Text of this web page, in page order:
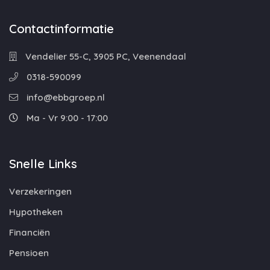
Contactinformatie
Vendelier 55-C, 3905 PC, Veenendaal
0318-590099
info@ebbgroep.nl
Ma - Vr 9:00 - 17:00
Snelle Links
Verzekeringen
Hypotheken
Financiën
Pensioen